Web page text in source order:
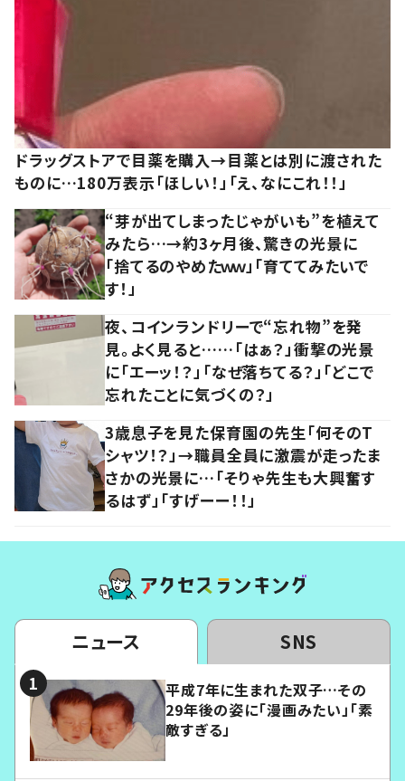
ドラッグストアで目薬を購入→目薬とは別に渡された
ものに…180万表示「ほしい！」「え、なにこれ！！」
“芽が出てしまったじゃがいも”を植えて
みたら…→約3ヶ月後、驚きの光景に
「捨てるのやめたｗｗ」「育ててみたいで
す！」
夜、コインランドリーで“忘れ物”を発
見。よく見ると……「はぁ？」衝撃の光景
に「エーッ！？」「なぜ落ちてる？」「どこで
忘れたことに気づくの？」
3歳息子を見た保育園の先生「何そのT
シャツ！？」→職員全員に激震が走ったま
さかの光景に…「そりゃ先生も大興奮す
るはず」「すげーー！！」
ニュース SNS
平成7年に生まれた双子…その
29年後の姿に「漫画みたい」「素
敵すぎる」